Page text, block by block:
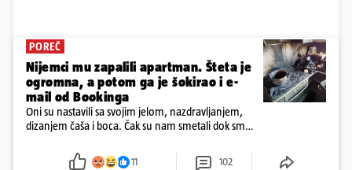
POREČ
Nijemci mu zapalili apartman. Šteta je
ogromna, a potom ga je šokirao i e-
mail od Bookinga
Oni su nastavili sa svojim jelom, nazdravljanjem,
dizanjem čaša i boca. Čak su nam smetali dok smo
požar, rekao je vlasnik
11 102